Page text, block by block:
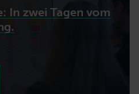
In zwei Tagen vom